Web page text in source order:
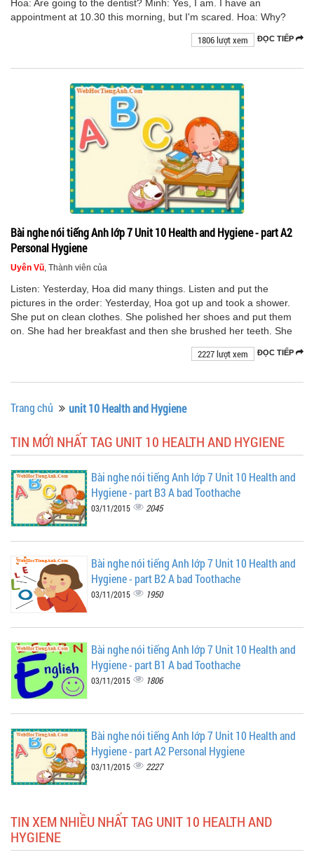
Hoa: Are going to the dentist? Minh: Yes, I am. I have an
appointment at 10.30 this morning, but I'm scared. Hoa: Why?
ĐỌC TIẾP
1806 lượt xem
Bài nghe nói tiếng Anh lớp 7 Unit 10 Health and Hygiene - part A2
Personal Hygiene
Uyên Vũ , Thành viên của
Listen: Yesterday, Hoa did many things. Listen and put the
pictures in the order: Yesterday, Hoa got up and took a shower.
She put on clean clothes. She polished her shoes and put them
on. She had her breakfast and then she brushed her teeth. She
ĐỌC TIẾP
2227 lượt xem
Trang chủ unit 10 Health and Hygiene
TIN MỚI NHẤT TAG UNIT 10 HEALTH AND HYGIENE
Bài nghe nói tiếng Anh lớp 7 Unit 10 Health and
Hygiene - part B3 A bad Toothache
03/11/2015 2045
Bài nghe nói tiếng Anh lớp 7 Unit 10 Health and
Hygiene - part B2 A bad Toothache
03/11/2015 1950
Bài nghe nói tiếng Anh lớp 7 Unit 10 Health and
Hygiene - part B1 A bad Toothache
03/11/2015 1806
Bài nghe nói tiếng Anh lớp 7 Unit 10 Health and
Hygiene - part A2 Personal Hygiene
03/11/2015 2227
TIN XEM NHIỀU NHẤT TAG UNIT 10 HEALTH AND
HYGIENE